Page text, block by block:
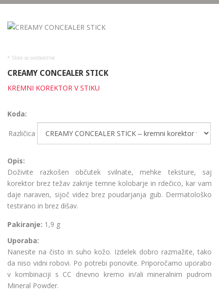
* Slike so simbolične
CREAMY CONCEALER STICK
KREMNI KOREKTOR V STIKU
Koda:
Različica
Opis:
Doživite razkošen občutek svilnate, mehke teksture, saj
korektor brez težav zakrije temne kolobarje in rdečico, kar vam
daje naraven, sijoč videz brez poudarjanja gub. Dermatološko
testirano in brez dišav.
Pakiranje: 1,9 g
Uporaba:
Nanesite na čisto in suho kožo. Izdelek dobro razmažite, tako
da niso vidni robovi. Po potrebi ponovite. Priporočamo uporabo
v kombinaciji s CC dnevno kremo in/ali mineralnim pudrom
Mineral Powder.